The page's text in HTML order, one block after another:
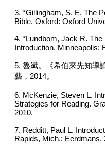
3. *Gillingham, S. E. The
Bible. Oxford: Oxford
4. *Lundbom, Jack R.
Introduction. Minneapolis:
5. 魯斌。《希伯來先知導
藝，2014。
6. McKenzie, Steven L.
Strategies for Reading.
2010.
7. Redditt, Paul L.
Rapids, Mich.: Eerdmans,